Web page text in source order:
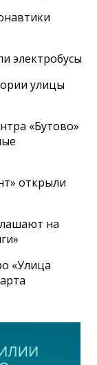
электробусы
улицы
«Бутово»
открыли
на
«Улица